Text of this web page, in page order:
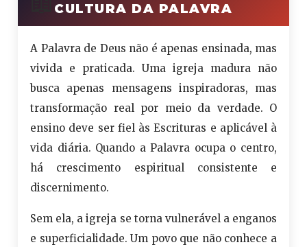
CULTURA DA PALAVRA
A Palavra de Deus não é apenas ensinada, mas
vivida e praticada. Uma igreja madura não
busca apenas mensagens inspiradoras, mas
transformação real por meio da verdade. O
ensino deve ser fiel às Escrituras e aplicável à
vida diária. Quando a Palavra ocupa o centro,
há crescimento espiritual consistente e
discernimento.
Sem ela, a igreja se torna vulnerável a enganos
e superficialidade. Um povo que não conhece a